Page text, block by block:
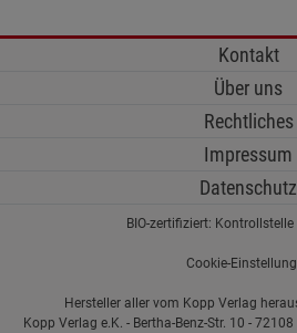
Kontakt
Über uns
Rechtliches
Impressum
Datenschutz
BIO-zertifiziert: Kontrollstelle
Cookie-
Hersteller aller vom Kopp Verlag
Kopp Verlag e.K. - Bertha-Benz-Str. 10 -